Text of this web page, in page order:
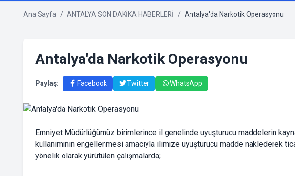
Ana Sayfa / ANTALYA SON DAKİKA HABERLERİ / Antalya'da Narkotik Operasyonu
Antalya'da Narkotik Operasyonu
Paylaş: Facebook Twitter WhatsApp
Emniyet Müdürlüğümüz birimlerince il genelinde uyuşturucu maddelerin
kullanımının engellenmesi amacıyla ilimize uyuşturucu madde naklederek
yönelik olarak yürütülen çalışmalarda;